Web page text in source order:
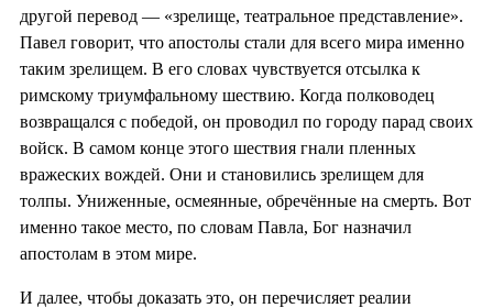
другой перевод — «зрелище, театральное представление».
Павел говорит, что апостолы стали для всего мира именно
таким зрелищем. В его словах чувствуется отсылка к
римскому триумфальному шествию. Когда полководец
возвращался с победой, он проводил по городу парад своих
войск. В самом конце этого шествия гнали пленных
вражеских вождей. Они и становились зрелищем для
толпы. Униженные, осмеянные, обречённые на смерть. Вот
именно такое место, по словам Павла, Бог назначил
апостолам в этом мире.
И далее, чтобы доказать это, он перечисляет реалии